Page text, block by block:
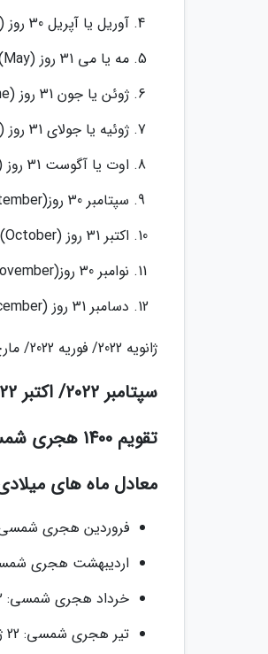
آوریل یا آپریل 30 روز (April)
مه یا می 31 روز (May)
ژوئن یا جون 31 روز (June)
ژوئیه یا جولای 31 روز (July)
اوت یا آگوست 31 روز (August)
سپتامبر 30 روز(September)
اکتبر 31 روز (October)
نوامبر 30 روز(November)
دسامبر 31 روز (December)
ژانویه 2022/ فوریه 2022/ مارچ 2022/ آوریل 2022/ می 2022/ ژوئن 2022/ جولای 2022/ آگوست 2022
سپتامبر 2022/ اکتبر 2022/ نوامبر 2022/ دسامبر 2022
تقویم 1400 هجری شمسی
معادل ماه های
فروردین هجری شمسی: 21 مارچ یا مارس تا 20 آوریل یا
اردیبهشت هجری شمسی: 21 آوریل تا 21
خرداد هجری شمسی: 22 می تا 21 جون یا ژوئن
تیر هجری شمسی: 22 ژوئن تا 22 جولای یا ژوئیه